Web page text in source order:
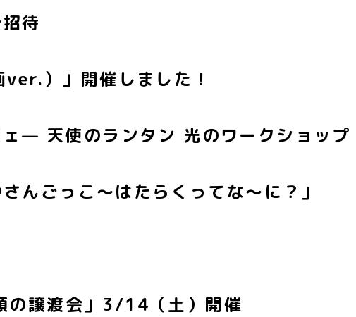
待
）」開催しました！
— 天使のランタン 光のワークショッ
んごっこ～はたらくってな～に？」
の譲渡会」3/14（土）開催